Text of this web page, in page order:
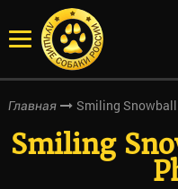
Главная Smiling
Smiling